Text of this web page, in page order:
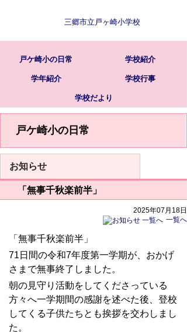
三郷市立戸ヶ崎小学校
戸ケ崎小の日常 学校紹介
学年紹介 学校行事
学校だより
戸ケ崎小の日常
お知らせ
「無事千秋楽前半」
2025年07月18日
一覧へ
「無事千秋楽前半 」
71日間の令和7年度第一学期が、おかげ
さまで無事終了しました。
朝の見守り活動をしてくださっている
方々へ一学期間の感謝を述べた後、登校
してくる子供たちとも挨拶を交わしまし
た。